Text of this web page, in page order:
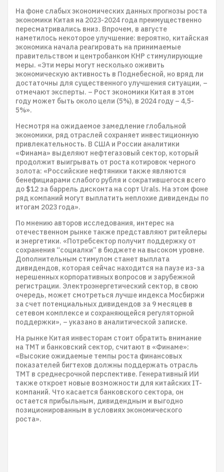
На фоне слабых экономических данных прогнозы роста
экономики Китая на 2023-2024 года преимущественно
пересматривались вниз. Впрочем, в августе
наметилось некоторое улучшение: вероятно, китайская
экономика начала реагировать на принимаемые
правительством и центробанком КНР стимулирующие
меры. «Эти меры могут несколько оживить
экономическую активность в Поднебесной, но вряд ли
достаточны для существенного улучшения ситуации, –
отмечают эксперты. – Рост экономики Китая в этом
году может быть около цели (5%), в 2024 году – 4,5-
5%».
Несмотря на ожидаемое замедление глобальной
экономики, ряд отраслей сохраняет инвестиционную
привлекательность. В США и России аналитики
«Финама» выделяют нефтегазовый сектор, который
продолжит выигрывать от роста котировок черного
золота: «Российские нефтяники также являются
бенефициарами слабого рубля и сократившегося всего
до $12 за баррель дисконта на сорт Urals. На этом фоне
ряд компаний могут выплатить неплохие дивиденды по
итогам 2023 года».
По мнению авторов исследования, интерес на
отечественном рынке также представляют ритейлеры
и энергетики. «Потребсектор получит поддержку от
сохранения “социалки” в бюджете на высоком уровне.
Дополнительным стимулом станет выплата
дивидендов, которая сейчас находится на паузе из-за
нерешенных корпоративных вопросов и зарубежной
регистрации. Электроэнергетический сектор, в свою
очередь, может смотреться лучше индекса Мосбиржи
за счет потенциальных дивидендов за 9 месяцев в
сетевом комплексе и сохраняющейся регуляторной
поддержки», – указано в аналитической записке.
На рынке Китая инвесторам стоит обратить внимание
на TMТ и банковский сектор, считают в «Финаме»:
«Высокие ожидаемые темпы роста финансовых
показателей бигтехов должны поддержать отрасль
ТМТ в среднесрочной перспективе. Генеративный ИИ
также откроет новые возможности для китайских IT-
компаний. Что касается банковского сектора, он
остается прибыльным, дивидендным и выгодно
позиционированным в условиях экономического
роста».